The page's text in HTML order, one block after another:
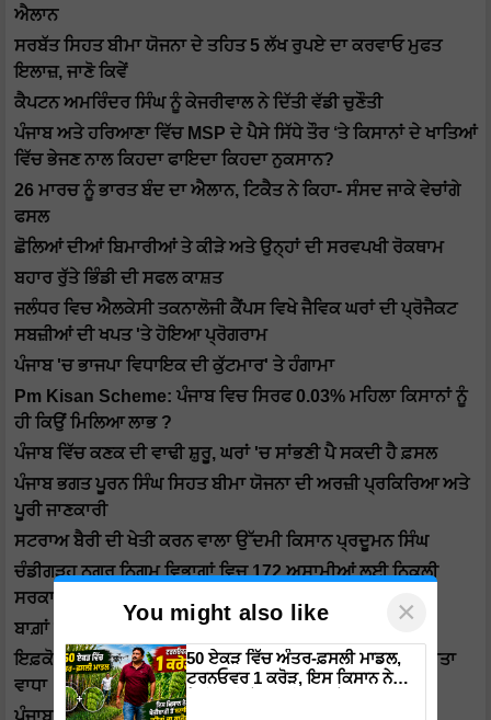
ਐਲਾਨ
ਸਰਬੱਤ ਸਿਹਤ ਬੀਮਾ ਯੋਜਨਾ ਦੇ ਤਹਿਤ 5 ਲੱਖ ਰੁਪਏ ਦਾ ਕਰਵਾਓ ਮੁਫਤ
ਇਲਾਜ਼, ਜਾਣੋ ਕਿਵੇਂ
ਕੈਪਟਨ ਅਮਰਿੰਦਰ ਸਿੰਘ ਨੂੰ ਕੇਜਰੀਵਾਲ ਨੇ ਦਿੱਤੀ ਵੱਡੀ ਚੁਣੌਤੀ
ਪੰਜਾਬ ਅਤੇ ਹਰਿਆਣਾ ਵਿੱਚ MSP ਦੇ ਪੈਸੇ ਸਿੱਧੇ ਤੌਰ ‘ਤੇ ਕਿਸਾਨਾਂ ਦੇ ਖਾਤਿਆਂ
ਵਿੱਚ ਭੇਜਣ ਨਾਲ ਕਿਹਦਾ ਫਾਇਦਾ ਕਿਹਦਾ ਨੁਕਸਾਨ?
26 ਮਾਰਚ ਨੂੰ ਭਾਰਤ ਬੰਦ ਦਾ ਐਲਾਨ, ਟਿਕੈਤ ਨੇ ਕਿਹਾ- ਸੰਸਦ ਜਾਕੇ ਵੇਚਾਂਗੇ
ਫਸਲ
ਛੋਲਿਆਂ ਦੀਆਂ ਬਿਮਾਰੀਆਂ ਤੇ ਕੀੜੇ ਅਤੇ ਉਨ੍ਹਾਂ ਦੀ ਸਰਵਪਖੀ ਰੋਕਥਾਮ
ਬਹਾਰ ਰੁੱਤੇ ਭਿੰਡੀ ਦੀ ਸਫਲ ਕਾਸ਼ਤ
ਜਲੰਧਰ ਵਿਚ ਐਲਕੇਸੀ ਤਕਨਾਲੋਜੀ ਕੈਂਪਸ ਵਿਖੇ ਜੈਵਿਕ ਘਰਾਂ ਦੀ ਪ੍ਰੋਜੈਕਟ
ਸਬਜ਼ੀਆਂ ਦੀ ਖਪਤ 'ਤੇ ਹੋਇਆ ਪ੍ਰੋਗਰਾਮ
ਪੰਜਾਬ 'ਚ ਭਾਜਪਾ ਵਿਧਾਇਕ ਦੀ ਕੁੱਟਮਾਰ' ਤੇ ਹੰਗਾਮਾ
Pm Kisan Scheme: ਪੰਜਾਬ ਵਿਚ ਸਿਰਫ 0.03% ਮਹਿਲਾ ਕਿਸਾਨਾਂ ਨੂੰ
ਹੀ ਕਿਉਂ ਮਿਲਿਆ ਲਾਭ ?
ਪੰਜਾਬ ਵਿੱਚ ਕਣਕ ਦੀ ਵਾਢੀ ਸ਼ੁਰੂ, ਘਰਾਂ 'ਚ ਸਾਂਭਣੀ ਪੈ ਸਕਦੀ ਹੈ ਫ਼ਸਲ
ਪੰਜਾਬ ਭਗਤ ਪੂਰਨ ਸਿੰਘ ਸਿਹਤ ਬੀਮਾ ਯੋਜਨਾ ਦੀ ਅਰਜ਼ੀ ਪ੍ਰਕਿਰਿਆ ਅਤੇ
ਪੂਰੀ ਜਾਣਕਾਰੀ
ਸਟਰਾਅ ਬੈਰੀ ਦੀ ਖੇਤੀ ਕਰਨ ਵਾਲਾ ਉੱਦਮੀ ਕਿਸਾਨ ਪ੍ਰਦੂਮਨ ਸਿੰਘ
ਚੰਡੀਗੜ੍ਹ ਨਗਰ ਨਿਗਮ ਵਿਭਾਗਾਂ ਵਿਚ 172 ਅਸਾਮੀਆਂ ਲਈ ਨਿਕਲੀ
ਸਰਕਾਰੀ ਭਰਤੀ
ਬਾਗ਼ਾਂ ਵਿੱਚੋ ਵਧੇਰੇ ਮੁਨਾਫਾ ਲੈਣ ਲਈ ਅੰਤਰ-ਫ਼ਸਲਾਂ ਦੀ ਕਾਸ਼ਤ
ਇਫ਼ਕੋ ਨੇ ਡੀ.ਏ.ਪੀ. ਖਾਦ ਦੀਆਂ ਕੀਮਤਾਂ ‘ਚ ਕਰੀਬ 40 ਫ਼ੀਸਦੀ ਦਾ ਕੀਤਾ
ਵਾਧਾ
You might also like ×
50 ਏਕੜ ਵਿੱਚ ਅੰਤਰ-ਫ਼ਸਲੀ ਮਾਡਲ,
ਟਰਨਓਵਰ 1 ਕਰੋੜ, ਇਸ ਕਿਸਾਨ ਨੇ